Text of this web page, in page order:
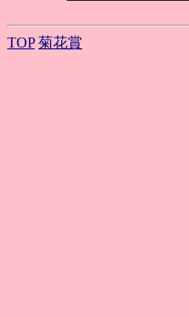
TOP 菊花賞